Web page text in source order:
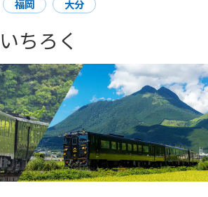
福岡 大分
ちろく